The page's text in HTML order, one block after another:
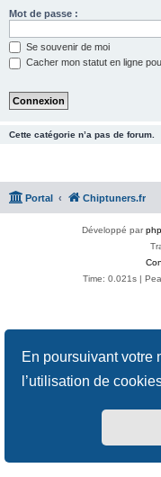
En poursuivant votre
l’utilisation de
Mot de passe :
Se souvenir de moi
Cacher mon statut en ligne
Cette catégorie n’a pas de forum.
Portal Chiptuners.fr
Développé par
Time: 0.021s |